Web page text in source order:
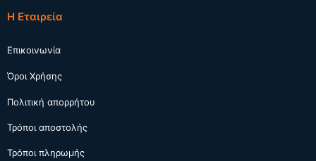
Η Εταιρεία
Επικοινωνία
Όροι Χρήσης
Πολιτική απορρήτου
Τρόποι αποστολής
Τρόποι πληρωμής